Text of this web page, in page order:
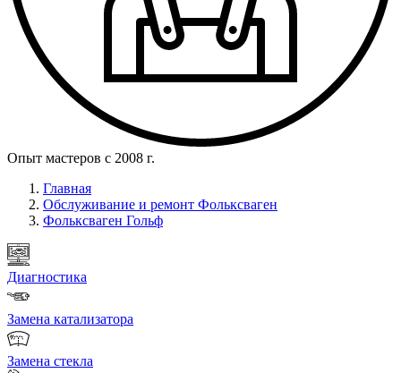
Опыт мастеров с 2008 г.
Главная
Обслуживание и ремонт Фольксваген
Фольксваген Гольф
Диагностика
Замена катализатора
Замена стекла